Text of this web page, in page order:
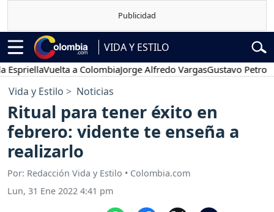
VIDA Y ESTILO
Vuelta a ColombiaJorge Alfredo VargasGustavo Petro
Vida y Estilo Noticias
Ritual para tener éxito en
febrero: vidente te enseña a
realizarlo
Por: Redacción Vida y Estilo • Colombia.com
Lun, 31 Ene 2022 4:41 pm